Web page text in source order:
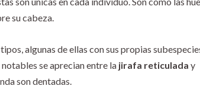
su cabeza.
algunas de ellas con sus propias
se aprecian entre la jirafa reticulada y
son dentadas.